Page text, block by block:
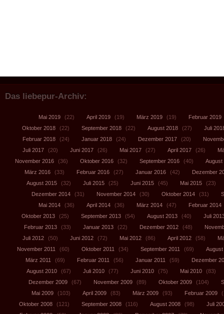
Das liebepur-Archiv:
Mai 2019 (22) April 2019 (19) März 2019 (19) Februar 2019
Oktober 2018
(22) September 2018 (22) August 2018 (27)
Juli
Februar 2018
(24) Januar 2018 (24) Dezember 2017 (20)
Juli 2017
(20) Juni 2017 (26) Mai 2017 (27) April 2017 (26)
November 2016
(36) Oktober 2016 (32) September 2016 (40)
August
März 2016
(33) Februar 2016 (27) Januar 2016 (42)
Dezember
August 2015
(32) Juli 2015 (25) Juni 2015 (45) Mai 2015
(23)
Dezember 2014
(31) November 2014 (30) Oktober 2014 (31)
Mai 2014
(36) April 2014 (36) März 2014 (47) Februar 2014
Oktober 2013
(25) September 2013 (54) August 2013 (40)
Juli
Februar 2013
(33) Januar 2013 (22) Dezember 2012 (48)
Juli 2012
(50) Juni 2012 (72) Mai 2012 (86) April 2012 (58)
November 2011
(60) Oktober 2011 (34) September 2011 (69)
August
März 2011
(69) Februar 2011 (56) Januar 2011 (59)
Dezember
August 2010
(67) Juli 2010 (77) Juni 2010 (75) Mai 2010
(83)
Dezember 2009
(67) November 2009 (89) Oktober 2009 (104)
Mai 2009
(103) April 2009 (83) März 2009 (93) Februar 2009
Oktober 2008
(121) September 2008 (116) August 2008 (98)
Juli